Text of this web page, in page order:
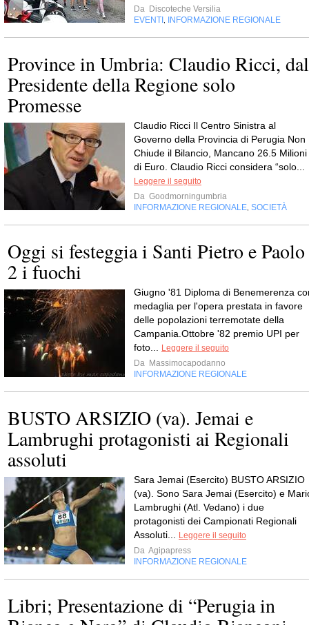
Da Discoteche Versilia
EVENTI , INFORMAZIONE REGIONALE
Province in Umbria: Claudio Ricci, dal
Presidente della Regione solo
Promesse
Claudio Ricci Il Centro Sinistra al
Governo della Provincia di Perugia Non
Chiude il Bilancio, Mancano 26.5 Milioni
di Euro. Claudio Ricci considera “solo...
Leggere il seguito
Da Goodmorningumbria
INFORMAZIONE REGIONALE, SOCIETÀ
Oggi si festeggia i Santi Pietro e Paolo
2 i fuochi
Giugno '81 Diploma di Benemerenza
medaglia per l'opera prestata in favore
delle popolazioni terremotate della
Campania.Ottobre '82 premio UPI per
foto... Leggere il seguito
Da Massimocapodanno
INFORMAZIONE REGIONALE
BUSTO ARSIZIO (va). Jemai e
Lambrughi protagonisti ai Regionali
assoluti
Sara Jemai (Esercito) BUSTO ARSIZIO
(va). Sono Sara Jemai (Esercito) e
Lambrughi (Atl. Vedano) i due
protagonisti dei Campionati Regionali
Assoluti... Leggere il seguito
Da Agipapress
INFORMAZIONE REGIONALE
Libri; Presentazione di “Perugia in